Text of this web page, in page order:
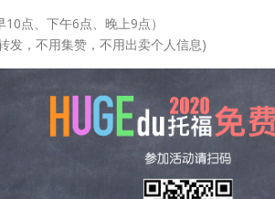
点、下午6点、晚上9点）
发，不用集赞，不用出卖个人信息)